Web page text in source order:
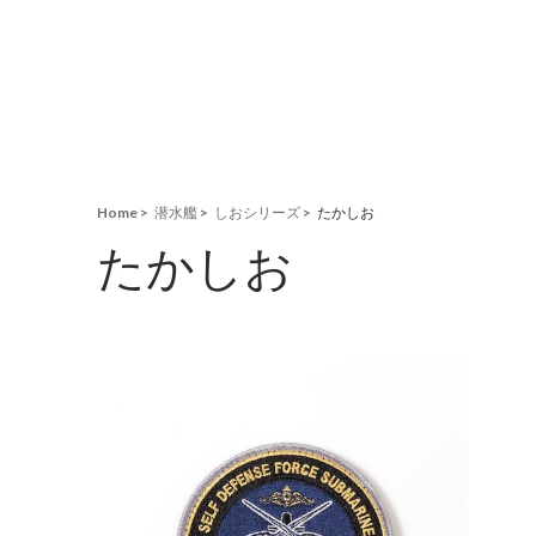
Home 潜水艦 しおシリーズ たかしお
たかしお